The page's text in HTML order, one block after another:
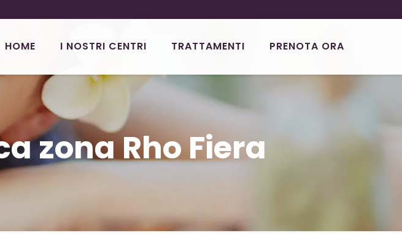
HOME I NOSTRI CENTRI TRATTAMENTI PRENOTA ORA
zona Rho Fiera